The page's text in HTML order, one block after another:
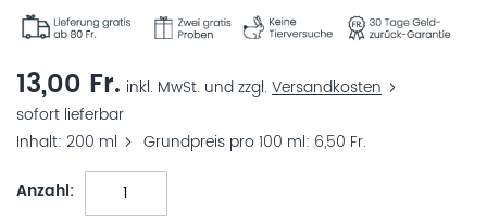
13,00 Fr. inkl. MwSt. und zzgl. Versandkosten
sofort lieferbar
Inhalt 200 ml Grundpreis pro 100 ml 6,50 Fr.
Anzahl